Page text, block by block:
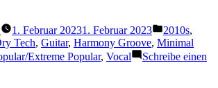
1. Februar 20231. Februar 2023
unter
2010s,
Tech, Guitar, Harmony Groove, Minimal
Extreme Popular, Vocal
Schreibe einen